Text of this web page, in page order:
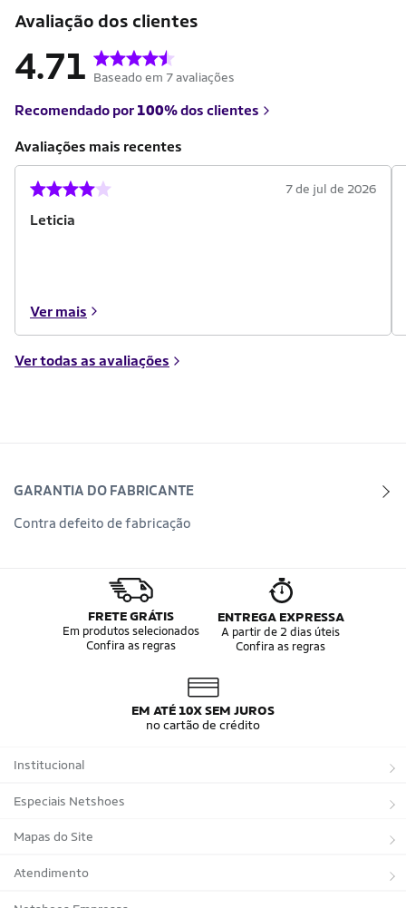
Avaliação dos clientes
4.71 Baseado em 7 avaliações
Recomendado por 100%dos clientes
Avaliações mais recentes
Leticia
7 de jul de 2026
Ver mais
Ver todas as avaliações
GARANTIA DO FABRICANTE
Contra defeito de fabricação
FRETE GRÁTIS
Em produtos selecionados
Confira as regras
ENTREGA EXPRESSA
A partir de 2 dias úteis
Confira as regras
EM ATÉ 10X SEM JUROS
no cartão de crédito
Institucional
Sobre a Netshoes
Política de Privacidade
Programa de Afiliados
Regulamentos
Especiais Netshoes
Suplementos
Corrida
Bicicletas
Mapas do Site
Marcas
Tipos de Produtos
Atendimento